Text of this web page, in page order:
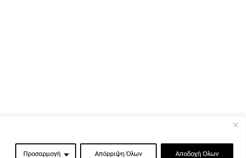
Προσαρμογή Απόρριψη Όλων Αποδοχή Όλων